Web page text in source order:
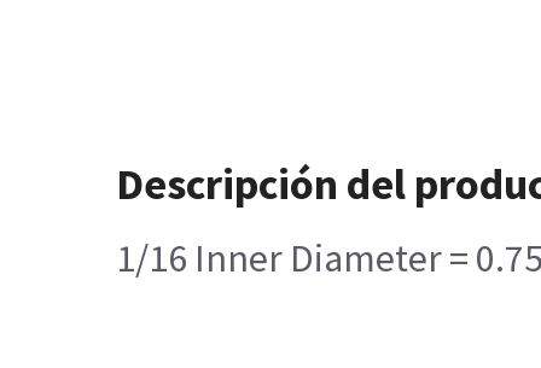
Descripción del
1/16 Inner Diameter =